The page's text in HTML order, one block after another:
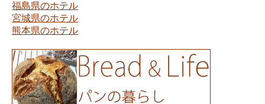
福島県のホテル
宮城県のホテル
熊本県のホテル